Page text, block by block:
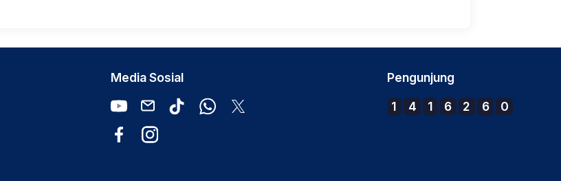
Media Sosial Pengunjung
1 4 1 6 2 6 0